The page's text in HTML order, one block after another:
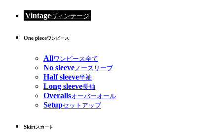
Vintageヴィンテージ
One pieceワンピース
Allワンピース全て
No sleeve ノースリーブ
Half sleeve半袖
Long sleeve長袖
Overallsオーバーオール
Setupセットアップ
Skirtスカート